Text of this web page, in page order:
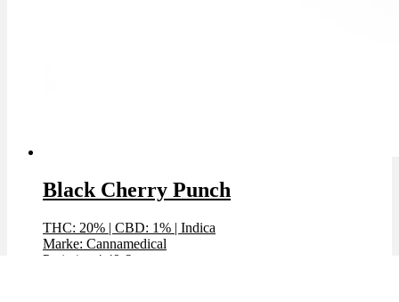
Black Cherry Punch
THC: 20% | CBD: 1% | Indica
Marke: Cannamedical
Preis / g: 4,49 €